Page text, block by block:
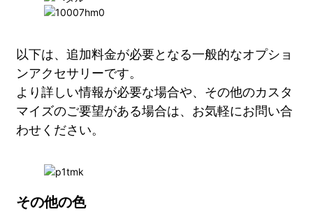
以下は、追加料金が必要となる一般的なオプショ
ンアクセサリーです。
より詳しい情報が必要な場合や、その他のカスタ
マイズのご要望がある場合は、お気軽にお問い合
わせください。
その他の色